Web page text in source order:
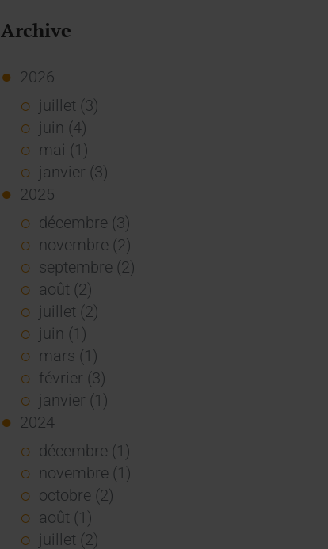
Archive
2026
juillet (3)
juin (4)
mai (1)
janvier (3)
2025
décembre (3)
novembre (2)
septembre (2)
août (2)
juillet (2)
juin (1)
mars (1)
février (3)
janvier (1)
2024
décembre (1)
novembre (1)
octobre (2)
août (1)
juillet (2)